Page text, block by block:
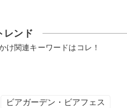
レンド
け関連キーワードはコレ！
ビアガーデン・ビアフェス